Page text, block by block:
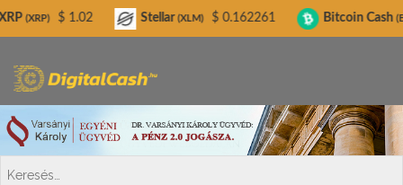
1.02 Stellar(XLM) $ 0.162261 Bitcoin Cash(BCH) $
Digitalcash.hu